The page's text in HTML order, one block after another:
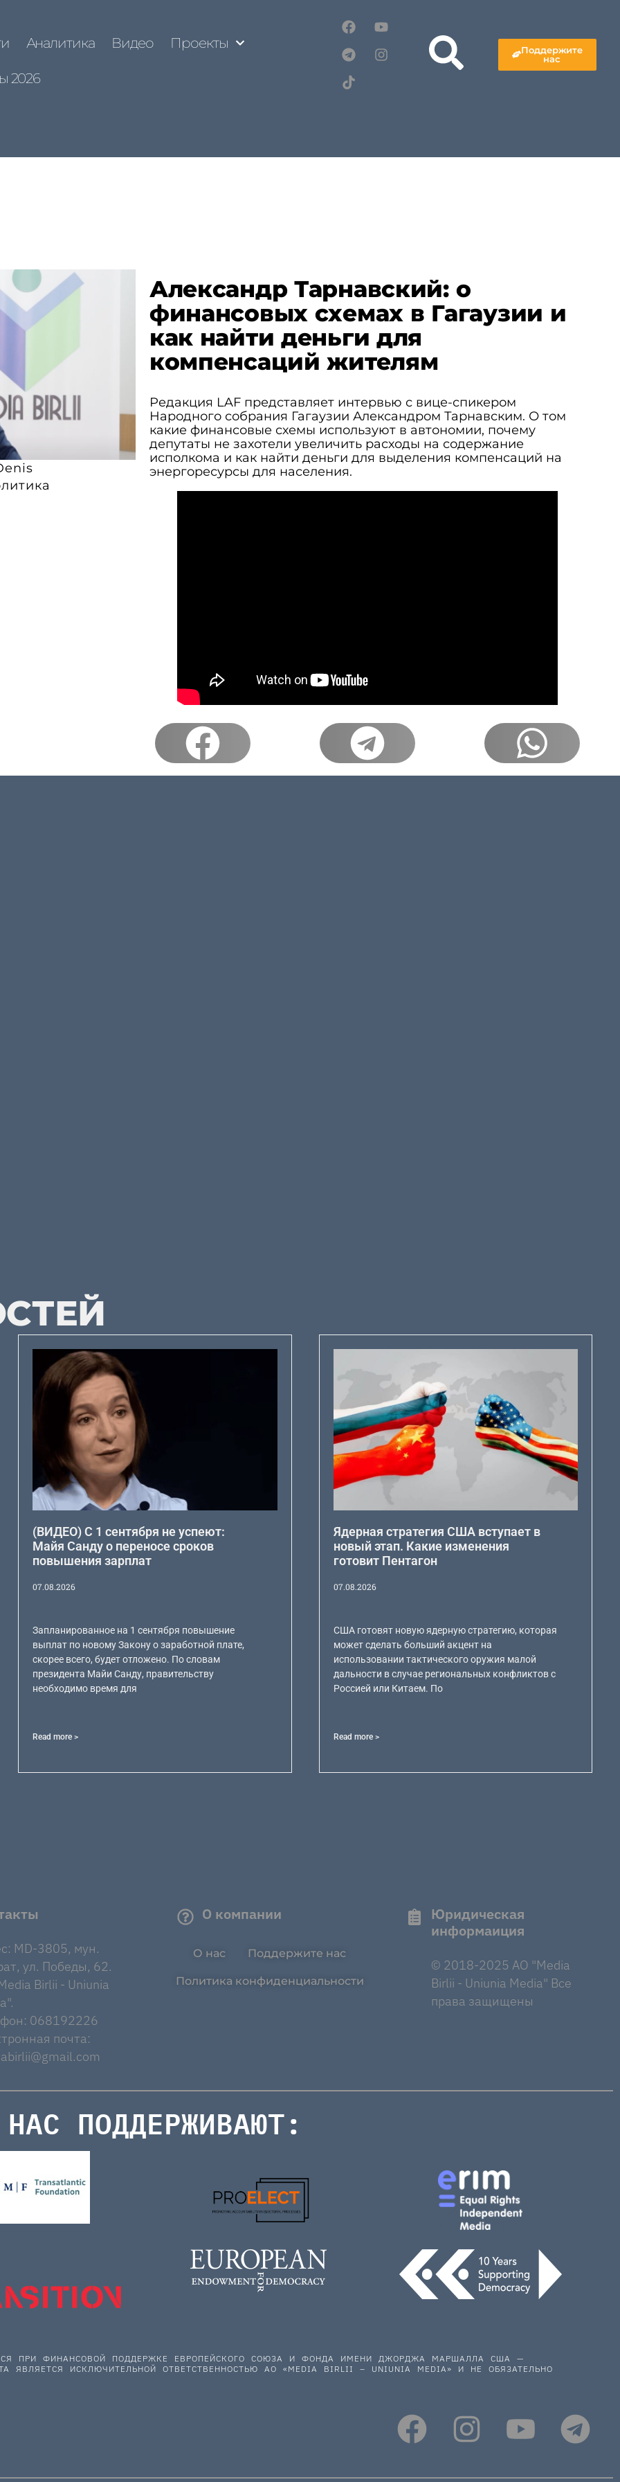
Аналитика Видео Проекты
2026
Поддержите
нас
Александр Тарнавский: о
финансовых схемах в Гагаузии и
как найти деньги для
компенсаций жителям
Редакция LAF представляет интервью с вице-спикером
Народного собрания Гагаузии Александром Тарнавским. О том
какие финансовые схемы используют в автономии, почему
депутаты не захотели увеличить расходы на содержание
исполкома и как найти деньги для выделения компенсаций на
энергоресурсы для населения.
(ВИДЕО) С 1 сентября не успеют:
Майя Санду о переносе сроков
повышения зарплат
07.08.2026
Запланированное на 1 сентября повышение
выплат по новому Закону о заработной плате,
скорее всего, будет отложено. По словам
президента Майи Санду, правительству
необходимо время для
Read more >
Ядерная стратегия США вступает в
новый этап. Какие изменения
готовит Пентагон
07.08.2026
США готовят новую ядерную стратегию, которая
может сделать больший акцент на
использовании тактического оружия малой
дальности в случае региональных конфликтов с
Россией или Китаем. По
Read more >
MD-3805, мун.
ул. Победы, 62.
Birlii - Uniunia
068192226
почта:
О компании
О нас Поддержите нас
Политика конфиденциальности
Юридическая
информаиция
© 2018-2025 AO "Media
Birlii - Uniunia Media" Все
права защищены
НАС ПОДДЕРЖИВАЮТ:
ПРИ ФИНАНСОВОЙ ПОДДЕРЖКЕ ЕВРОПЕЙСКОГО СОЮЗА И ФОНДА ИМЕНИ ДЖОРДЖА МАРШАЛЛА США —
ЯВЛЯЕТСЯ ИСКЛЮЧИТЕЛЬНОЙ ОТВЕТСТВЕННОСТЬЮ АО «MEDIA BIRLII – UNIUNIA MEDIA» И НЕ ОБЯЗАТЕЛЬНО